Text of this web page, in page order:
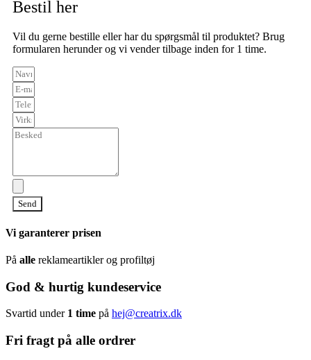
Bestil her
Vil du gerne bestille eller har du spørgsmål til produktet? Brug
formularen herunder og vi vender tilbage inden for 1 time.
Send
Vi garanterer prisen
På alle reklameartikler og profiltøj
God & hurtig kundeservice
Svartid under 1 time på hej@creatrix.dk
Fri fragt på alle ordrer